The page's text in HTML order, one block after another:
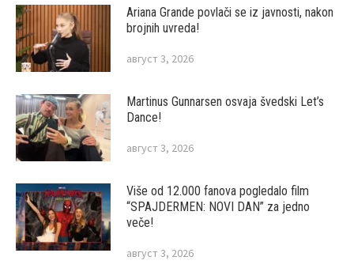
Ariana Grande povlači se iz javnosti, nakon
brojnih uvreda!
август 3, 2026
Martinus Gunnarsen osvaja švedski Let’s
Dance!
август 3, 2026
Više od 12.000 fanova pogledalo film
“SPAJDERMEN: NOVI DAN” za jedno
veče!
август 3, 2026